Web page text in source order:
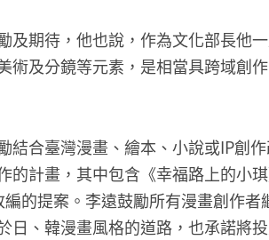
期待，他也說，作為文化部長他
術及分鏡等元素，是相當具跨域創
合臺灣漫畫、繪本、小說或IP創
計畫，其中包含《幸福路上的小
的提案。李遠鼓勵所有漫畫創作者
、韓漫畫風格的道路，也承諾將